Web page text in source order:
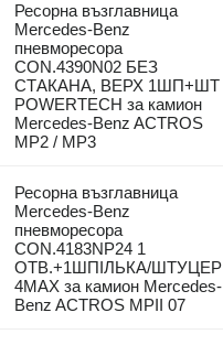
Ресорна възглавница
Mercedes-Benz
пневморесора
CON.4390N02 БЕЗ
СТАКАНА, ВЕРХ 1ШП+ШТ
POWERTECH за камион
Mercedes-Benz ACTROS
MP2 / MP3
Ресорна възглавница
Mercedes-Benz
пневморесора
CON.4183NP24 1
ОТВ.+1ШПІЛЬКА/ШТУЦЕР
4MAX за камион Mercedes-
Benz ACTROS MPII 07